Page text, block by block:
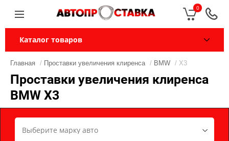
0
Каталог товаров
Главная / Проставки увеличения клиренса / BMW / X3
Проставки увеличения клиренса
BMW X3